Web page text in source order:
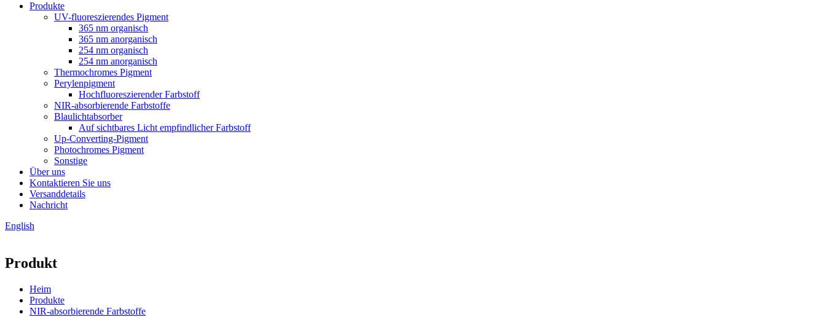
Produkte
UV-fluoreszierendes Pigment
365 nm organisch
365 nm anorganisch
254 nm organisch
254 nm anorganisch
Thermochromes Pigment
Perylenpigment
Hochfluoreszierender Farbstoff
NIR-absorbierende Farbstoffe
Blaulichtabsorber
Auf sichtbares Licht empfindlicher Farbstoff
Up-Converting-Pigment
Photochromes Pigment
Sonstige
Über uns
Kontaktieren Sie uns
Versanddetails
Nachricht
English
Produkt
Heim
Produkte
NIR-absorbierende Farbstoffe